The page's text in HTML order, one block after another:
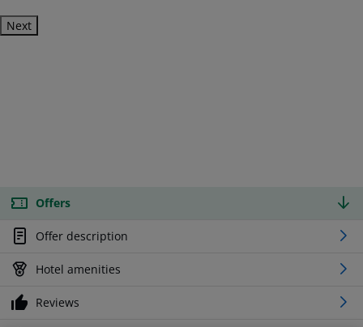
Next
Offers
Offer description
Hotel amenities
Reviews